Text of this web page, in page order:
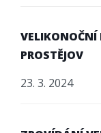
VELIKONOČNÍ
PROSTĚJOV
23. 3. 2024